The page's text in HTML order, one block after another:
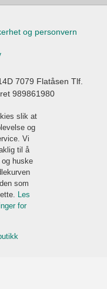
og personvern
7079 Flatåsen Tlf.
989861980
slik at
og
Vi
til å
og huske
som
Les
for